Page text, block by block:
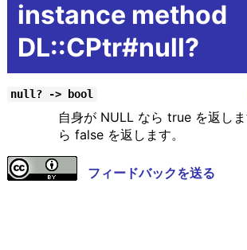
instance method
DL::CPtr#null?
null? -> bool
自身が NULL なら true を返し
ら false を返します。
フィードバックを送る